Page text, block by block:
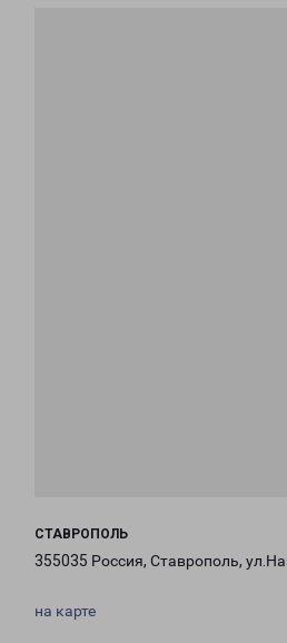
СТАВРОПОЛЬ
355035 Россия, Ставрополь,
на карте